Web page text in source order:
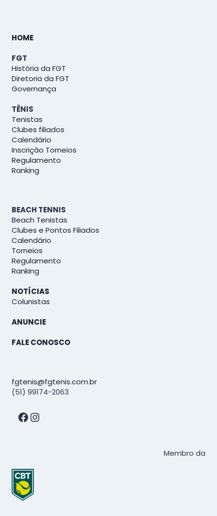
HOME
FGT
História da FGT
Diretoria da FGT
Governança
TÊNIS
Tenistas
Clubes filiados
Calendário
Inscrição Torneios
Regulamento
Ranking
BEACH TENNIS
Beach Tenistas
Clubes e Pontos Filiados
Calendário
Torneios
Regulamento
Ranking
NOTÍCIAS
Colunistas
ANUNCIE
FALE CONOSCO
fgtenis@fgtenis.com.br
(51) 99174-2063
Facebook
Instagram
Membro da